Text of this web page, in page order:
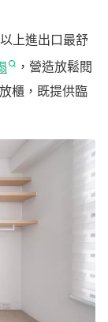
上進出口最舒
，營造放鬆閱
櫃，既提供臨